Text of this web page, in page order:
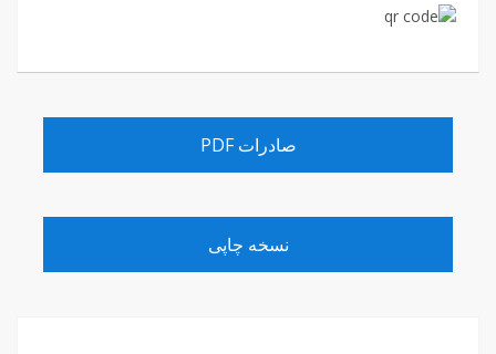
صادرات PDF
نسخه چاپی